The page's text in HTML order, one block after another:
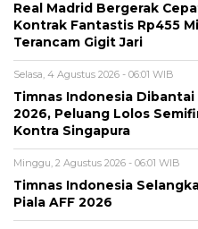
Real Madrid Bergerak
Kontrak Fantastis Rp455
Terancam Gigit Jari
Selasa, 4 Agustus 2026 - 06:01 WIB
Timnas Indonesia Dibantai
2026, Peluang Lolos
Kontra Singapura
Minggu, 2 Agustus 2026 - 06:01 WIB
Timnas Indonesia
Piala AFF 2026